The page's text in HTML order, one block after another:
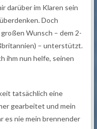
darüber im Klaren sein
Doch
Wunsch – dem 2-
– unterstützt.
ihm nun helfe, seinen
tatsächlich eine
gearbeitet und mein
es nie mein brennender